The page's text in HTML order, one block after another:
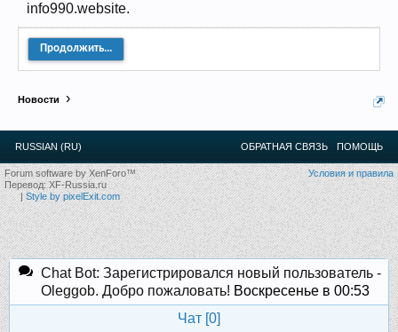
info990.website.
Продолжить...
Новости
RUSSIAN (RU) ОБРАТНАЯ СВЯЗЬ ПОМОЩЬ
Условия и правила
Forum software by XenForo™
Перевод:XF-Russia.ru
|Style by pixelExit.com
Chat Bot: Зарегистрировался новый пользователь -
Oleggob. Добро пожаловать! Воскресенье в 00:53
Чат [0]